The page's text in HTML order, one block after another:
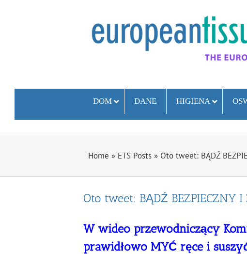
DOM DANE HIGIENA
Home » ETS Posts » Oto tweet: BĄDŹ
Oto tweet: BĄDŹ
W wideo przewodniczący
prawidłowo MYĆ ręce i